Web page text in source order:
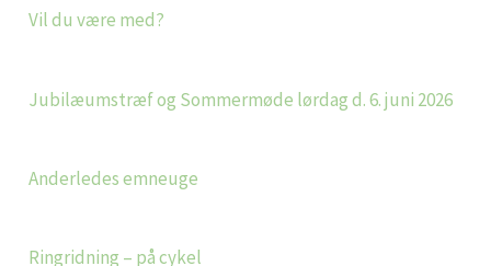
Vil du være med?
Jubilæumstræf og Sommermøde lørdag d. 6. juni 2026
Anderledes emneuge
Ringridning – på cykel